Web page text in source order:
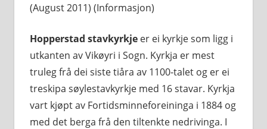
(August 2011) (Informasjon)
Hopperstad stavkyrkjeer ei kyrkje som ligg i
utkanten av Vikøyri i Sogn. Kyrkja er mest
truleg frå dei siste tiåra av 1100-talet og er ei
treskipa søylestavkyrkje med 16 stavar. Kyrkja
vart kjøpt av Fortidsminneforeininga i 1884 og
med det berga frå den tiltenkte nedrivinga. I